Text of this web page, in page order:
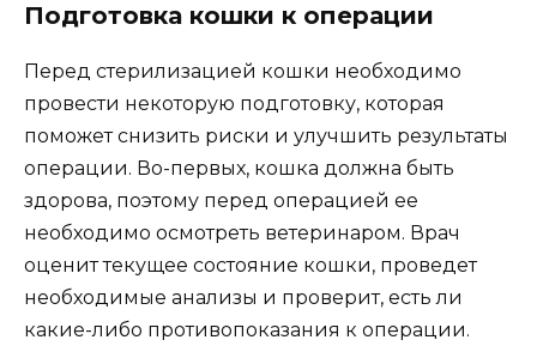
Подготовка кошки к операции
Перед стерилизацией кошки необходимо
провести некоторую подготовку, которая
поможет снизить риски и улучшить результаты
операции. Во-первых, кошка должна быть
здорова, поэтому перед операцией ее
необходимо осмотреть ветеринаром. Врач
оценит текущее состояние кошки, проведет
необходимые анализы и проверит, есть ли
какие-либо противопоказания к операции.